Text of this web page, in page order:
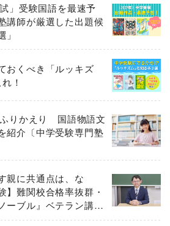
」受験国語を最速予
師が厳選した出題候
おくべき「ルッキズ
！
りかえり 国語物語文
紹介〔中学受験専門塾
親に共通点は、な
難関校合格率抜群・
ーブル』ベテラン講師
み」にガチ回答！